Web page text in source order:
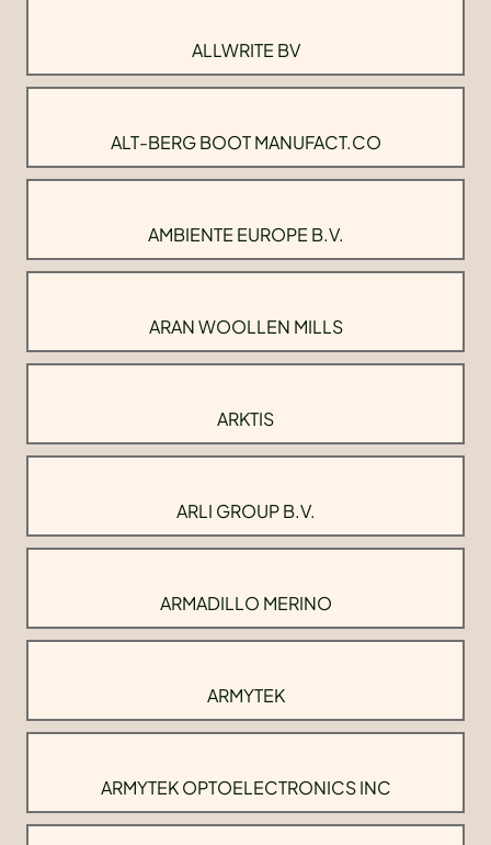
ALLWRITE BV
ALT-BERG BOOT MANUFACT.CO
AMBIENTE EUROPE B.V.
ARAN WOOLLEN MILLS
ARKTIS
ARLI GROUP B.V.
ARMADILLO MERINO
ARMYTEK
ARMYTEK OPTOELECTRONICS INC